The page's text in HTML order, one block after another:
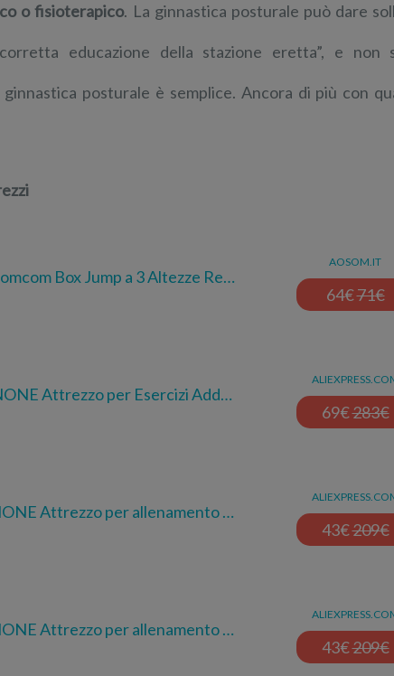
o fisioterapico. La ginnastica posturale può dare
educazione della stazione eretta”, e non
posturale è semplice. Ancora di più con
Box Jump a 3 Altezze Re…
AOSOM.IT
64€71€
Attrezzo per Esercizi Add…
69€283€
Attrezzo per allenamento …
43€209€
Attrezzo per allenamento …
43€209€